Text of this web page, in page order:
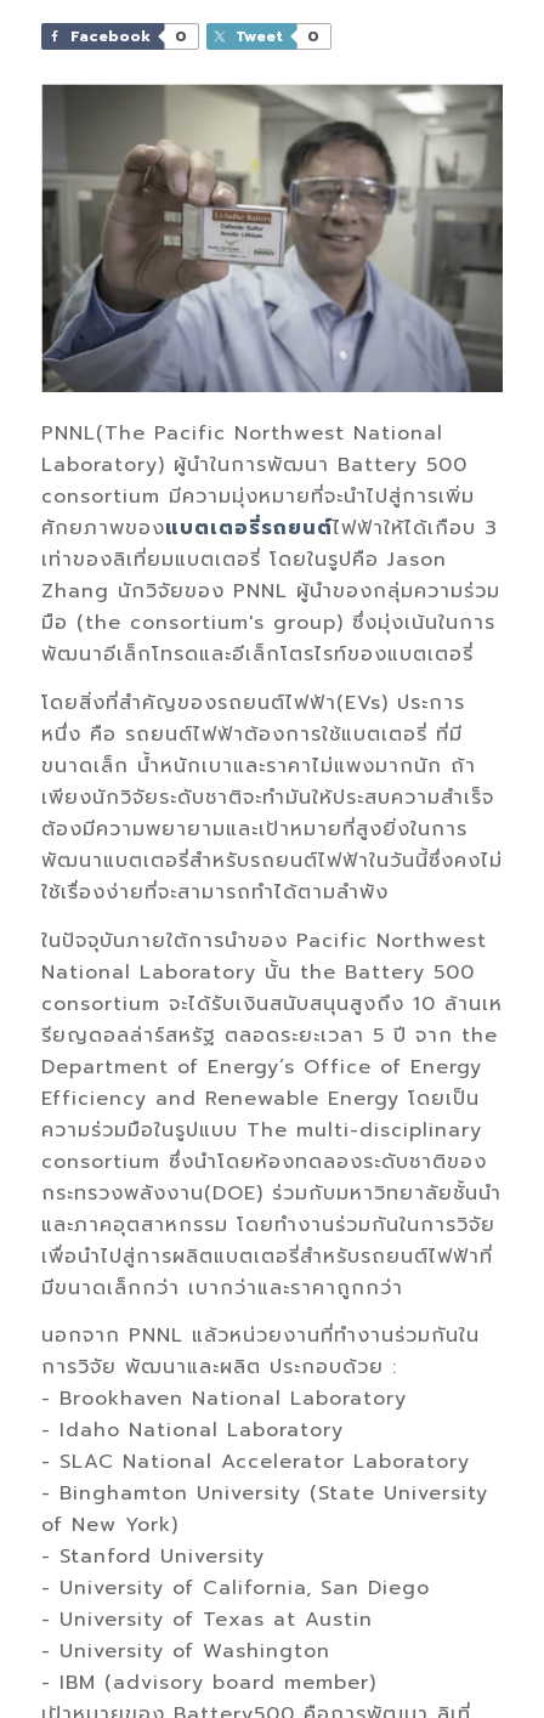
Facebook 0 Tweet 0
PNNL(The Pacific Northwest National
Laboratory) ผู้นำในการพัฒนา Battery 500
consortium มีความมุ่งหมายที่จะนำไปสู่การเพิ่ม
ศักยภาพของแบตเตอรี่รถยนต์ไฟฟ้าให้ได้เกือบ 3
เท่าของลิเที่ยมแบตเตอรี่ โดยในรูปคือ Jason
Zhang นักวิจัยของ PNNL ผู้นำของกลุ่มความร่วม
มือ (the consortium's group) ซึ่งมุ่งเน้นในการ
พัฒนาอีเล็กโทรดและอีเล็กโตรไรท์ของแบตเตอรี่
โดยสิ่งที่สำคัญของรถยนต์ไฟฟ้า(EVs) ประการ
หนึ่ง คือ รถยนต์ไฟฟ้าต้องการใช้แบตเตอรี่ ที่มี
ขนาดเล็ก น้ำหนักเบาและราคาไม่แพงมากนัก ถ้า
เพียงนักวิจัยระดับชาติจะทำมันให้ประสบความสำเร็จ
ต้องมีความพยายามและเป้าหมายที่สูงยิ่งในการ
พัฒนาแบตเตอรี่สำหรับรถยนต์ไฟฟ้าในวันนี้ซึ่งคงไม่
ใช้เรื่องง่ายที่จะสามารถทำได้ตามลำพัง
ในปัจจุบันภายใต้การนำของ Pacific Northwest
National Laboratory นั้น the Battery 500
consortium จะได้รับเงินสนับสนุนสูงถึง 10 ล้านเห
รียญดอลล่าร์สหรัฐ ตลอดระยะเวลา 5 ปี จาก the
Department of Energy’s Office of Energy
Efficiency and Renewable Energy โดยเป็น
ความร่วมมือในรูปแบบ The multi-disciplinary
consortium ซึ่งนำโดยห้องทดลองระดับชาติของ
กระทรวงพลังงาน(DOE) ร่วมกับมหาวิทยาลัยชั้นนำ
และภาคอุตสาหกรรม โดยทำงานร่วมกันในการวิจัย
เพื่อนำไปสู่การผลิตแบตเตอรี่สำหรับรถยนต์ไฟฟ้าที่
มีขนาดเล็กกว่า เบากว่าและราคาถูกกว่า
นอกจาก PNNL แล้วหน่วยงานที่ทำงานร่วมกันใน
การวิจัย พัฒนาและผลิต ประกอบด้วย :
- Brookhaven National Laboratory
- Idaho National Laboratory
- SLAC National Accelerator Laboratory
- Binghamton University (State University
of New York)
- Stanford University
- University of California, San Diego
- University of Texas at Austin
- University of Washington
- IBM (advisory board member)